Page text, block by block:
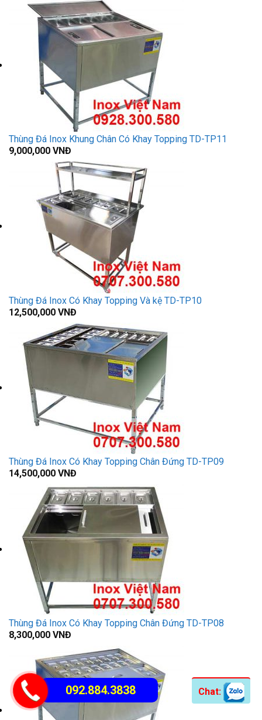
Thùng Đá Inox Khung Chân Có Khay Topping TD-TP11
9,000,000 VNĐ
Thùng Đá Inox Có Khay Topping Và kệ TD-TP10
12,500,000 VNĐ
Thùng Đá Inox Có Khay Topping Chân Đứng TD-TP09
14,500,000 VNĐ
Thùng Đá Inox Có Khay Topping Chân Đứng TD-TP08
8,300,000 VNĐ
092.884.3838 Chat: